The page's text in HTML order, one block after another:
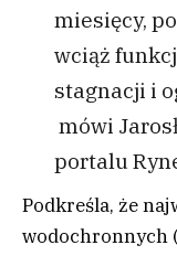
miesięcy,
wciąż
stagnacji i
mówi
portalu
Podkreśla, że
wodochronnych